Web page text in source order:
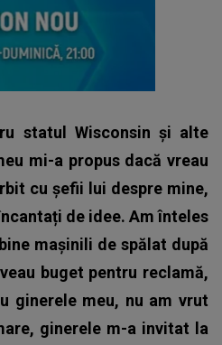
statul Wisconsin și alte
mi-a propus dacă vreau
cu șefii lui despre mine,
de idee. Am înteles
mașinili de spălat după
buget pentru reclamă,
ginerele meu, nu am vrut
ginerele m-a invitat la